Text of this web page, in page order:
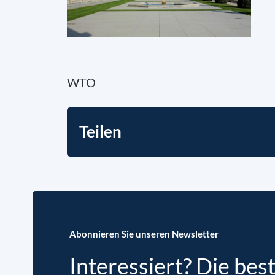
WTO
Teilen
Abonnieren Sie unseren Newsletter
Interessiert? Die